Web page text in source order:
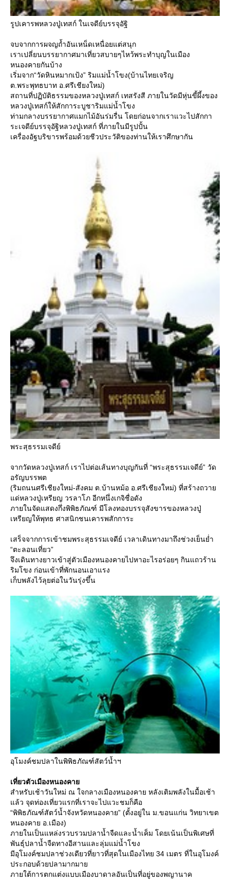
รูปเคารพหลวงปู่เทสก์ ในเจดีย์บรรจุอัฐิ
จบจากการผจญถ้ำอันเหน็ดเหนื่อยแต่สนุก
เราเปลี่ยนบรรยากาศมาเที่ยวสบายๆไหว้พระทำบุญในเมือง
หนองคายกันบ้าง
เริ่มจาก“วัดหินหมากเป้ง” ริมแม่น้ำโขง(บ้านไทยเจริญ
ต.พระพุทธบาท อ.ศรีเชียงใหม่)
สถานที่ปฏิบัติธรรมของหลวงปู่เทสก์ เทสรังสี ภายในวัดมีหุ่นขี้ผึ้งของ
หลวงปู่เทสก์ให้สักการะบูชาริมแม่น้ำโขง
ท่ามกลางบรรยากาศแมกไม้อันร่มรื่น โดยก่อนจากเราแวะไปสักกา
ระเจดีย์บรรจุอัฐิหลวงปู่เทสก์ ที่ภายในมีรูปปั้น
เครื่องอัฐบริขารพร้อมด้วยชีวประวัติของท่านให้เราศึกษากัน
พระสุธรรมเจดีย์
จากวัดหลวงปู่เทสก์ เราไปต่อเส้นทางบุญกันที่ “พระสุธรรมเจดีย์” วัด
อรัญบรรพต
(ริมถนนศรีเชียงใหม่-สังคม ต.บ้านหม้อ อ.ศรีเชียงใหม่) ที่สร้างถวา
ด่หลวงปู่เหรียญ วรลาโภ อีกหนึ่งเกจิชื่อดัง
ภายในจัดแสดงกึ่งพิพิธภัณฑ์ มีโลงทองบรรจุสังขารของหลวงปู่
เหรียญให้พุทธ ศาสนิกชนเคารพสักการะ
เสร็จจากการเข้าชมพระสุธรรมเจดีย์ เวลาเดินทางมาถึงช่วงเย็นย่ำ
“ตะลอนเที่ยว”
จึงเดินทางยาวเข้าสู่ตัวเมืองหนองคายไปหาอะไรอร่อยๆ กินแถวร้าน
ริมโขง ก่อนเข้าที่พักนอนเอาแรง
เก็บพลังไว้ลุยต่อในวันรุ่งขึ้น
อุโมงค์ชมปลาในพิพิธภัณฑ์สัตว์น้ำฯ
เที่ยวตัวเมืองหนองคา
สำหรับเช้าวันใหม่ ณ ใจกลางเมืองหนองคาย หลังเติมพลังในมื้อเช้า
ล้ว จุดท่องเที่ยวแรกที่เราจะไปแวะชมก็คือ
“พิพิธภัณฑ์สัตว์น้ำจังหวัดหนองคาย” (ตั้งอยู่ใน ม.ขอนแก่น วิทยาเขต
หนองคาย อ.เมือง)
ภายในเป็นแหล่งรวบรวมปลาน้ำจืดและน้ำเค็ม โดยเน้นเป็นพิเศษที่
พันธุ์ปลาน้ำจืดทางอีสานและลุ่มแม่น้ำโขง
มีอุโมงค์ชมปลาช่วงเดียวที่ยาวที่สุดในเมืองไทย 34 เมตร ที่ในอุโมงค์
ประกอบด้วยปลามากมา
ภายใต้การตกแต่งแบบเมืองบาดาลอันเป็นที่อยู่ของพญานาค